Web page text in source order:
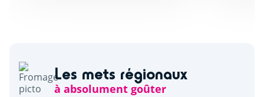
Les mets régionaux
à absolument goûter